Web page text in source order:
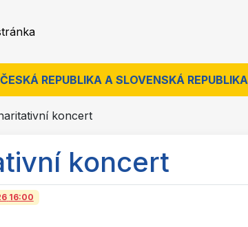
REPUBLIKA A SLOVENSKÁ REPUBLIKA
koncert
koncert
16:00